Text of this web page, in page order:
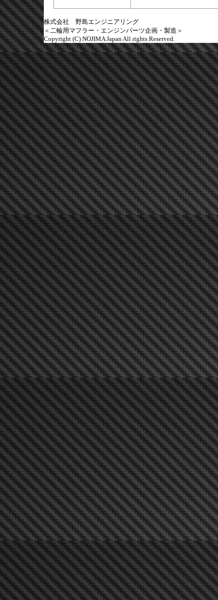
株式会社 野島エンジニアリング
＜二輪用マフラー・エンジンパーツ企画・製造＞
Copyright (C) NOJIMA Japan All rights Reserved.